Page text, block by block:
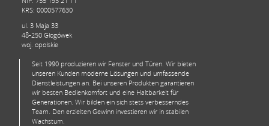
KRS: 0000577630
ul. 3 Maja 33
48-250 Głogówek
woj. opolskie
Seit 1990 produzieren wir Fenster und Türen. Wir bieten
unseren Kunden moderne Lösungen und umfassende
Dienstleistungen an. Bei unseren Produkten garantieren
wir besten Bedienkomfort und eine Haltbarkeit für
Generationen. Wir bilden ein sich stets verbesserndes
Team. Den erzielten Gewinn investieren wir in stabilen
Wachstum.